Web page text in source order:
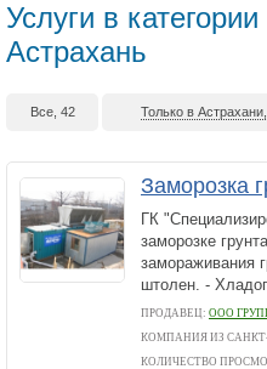
Услуги в
Астрахань
Все, 42 Только в Астрахани,
Заморозка
ГК
заморозке
замораживания
штолен. -
ПРОДАВЕЦ: ООО
КОМПАНИЯ ИЗ САНКТ-
КОЛИЧЕСТВО